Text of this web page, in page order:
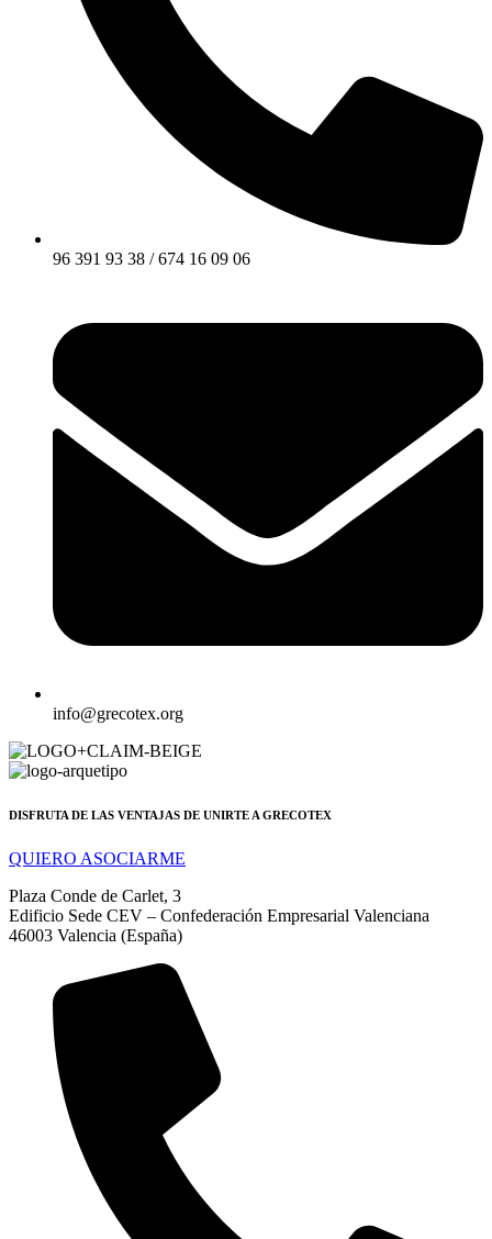
96 391 93 38 / 674 16 09 06
info@grecotex.org
DISFRUTA DE LAS VENTAJAS DE UNIRTE A GRECOTEX
QUIERO ASOCIARME
Plaza Conde de Carlet, 3
Edificio Sede CEV – Confederación Empresarial Valenciana
46003 Valencia (España)